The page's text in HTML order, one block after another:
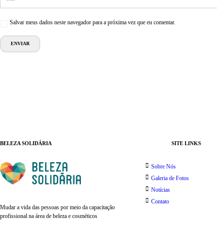
Salvar meus dados neste navegador para a próxima vez que eu comentar.
BELEZA SOLIDÁRIA
Mudar a vida das pessoas por meio da capacitação
profissional na área de beleza e cosméticos
SITE LINKS
Sobre Nós
Galeria de Fotos
Notícias
Contato